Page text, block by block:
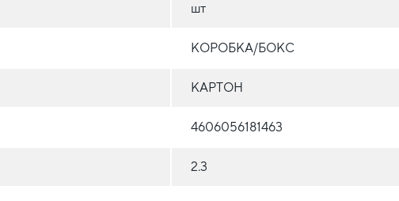
шт
КОРОБКА/БОКС
КАРТОН
4606056181463
2.3